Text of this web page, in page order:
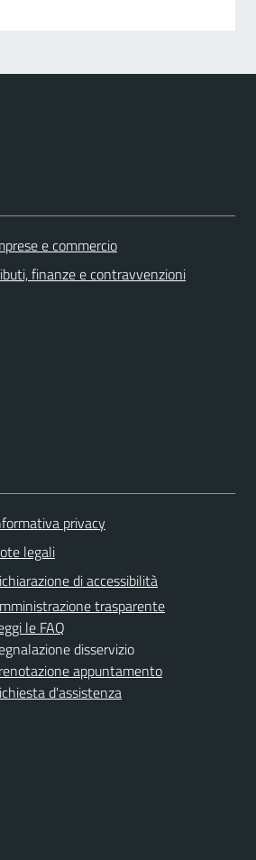
e commercio
finanze e contravvenzioni
privacy
legali
di accessibilità
trasparente
le FAQ
disservizio
appuntamento
d'assistenza